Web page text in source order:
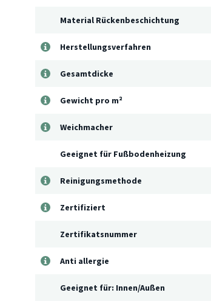
Material Rückenbeschichtung
Herstellungsverfahren
Gesamtdicke
Gewicht pro m²
Weichmacher
Geeignet für Fußbodenheizung
Reinigungsmethode
Zertifiziert
Zertifikatsnummer
Anti allergie
Geeignet für: Innen/Außen